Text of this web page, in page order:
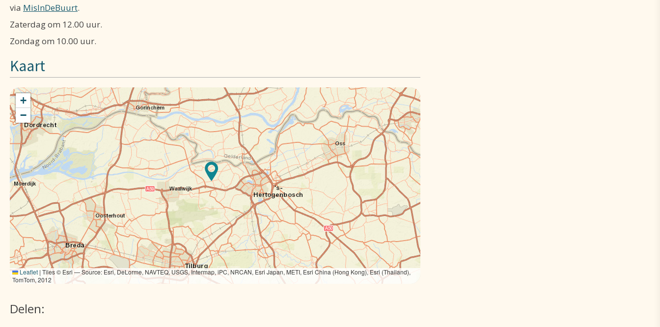
via MisInDeBuurt.
Zaterdag om 12.00 uur.
Zondag om 10.00 uur.
Kaart
+
−
Leaflet | Tiles © Esri — Source: Esri, DeLorme, NAVTEQ, USGS, Intermap, iPC, NRCAN, Esri Japan, METI, Esri China (Hong Kong), Esri (Thailand),
TomTom, 2012
Delen: